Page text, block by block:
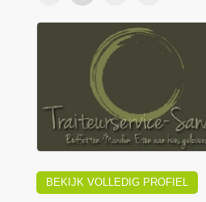
BEKIJK VOLLEDIG PROFIEL